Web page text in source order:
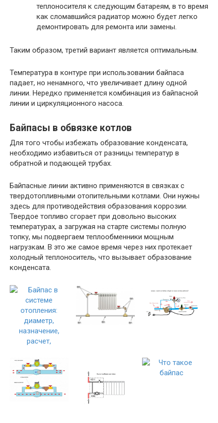
теплоносителя к следующим батареям, в то время
как сломавшийся радиатор можно будет легко
демонтировать для ремонта или замены.
Таким образом, третий вариант является оптимальным.
Температура в контуре при использовании байпаса
падает, но ненамного, что увеличивает длину одной
линии. Нередко применяется комбинация из байпасной
линии и циркуляционного насоса.
Байпасы в обвязке котлов
Для того чтобы избежать образование конденсата,
необходимо избавиться от разницы температур в
обратной и подающей трубах.
Байпасные линии активно применяются в связках с
твердотопливными отопительными котлами. Они нужны
здесь для противодействия образования коррозии.
Твердое топливо сгорает при довольно высоких
температурах, а загружая на старте системы полную
топку, мы подвергаем теплообменники мощным
нагрузкам. В это же самое время через них протекает
холодный теплоноситель, что вызывает образование
конденсата.